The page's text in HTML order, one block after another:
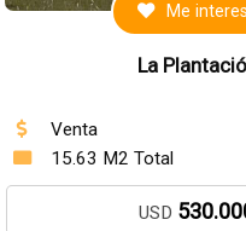
Me
La
Venta
15.63 M2 Total
USD